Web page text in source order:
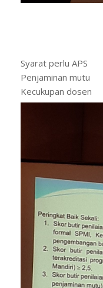
Syarat perlu APS
Penjaminan mutu
Kecukupan dosen
Kurikulun j